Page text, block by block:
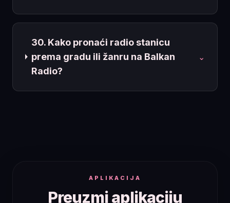
30. Kako pronaći radio stanicu
prema gradu ili žanru na Balkan
Radio?
⌄
APLIKACIJA
Preuzmi aplikaciju